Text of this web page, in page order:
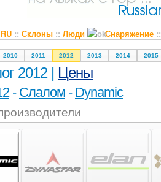
:: Склоны:: Люди Снаряжение::
2010 2011 2012 2013 2014 2015
2012 | Цены
- Слалом - Dynamic